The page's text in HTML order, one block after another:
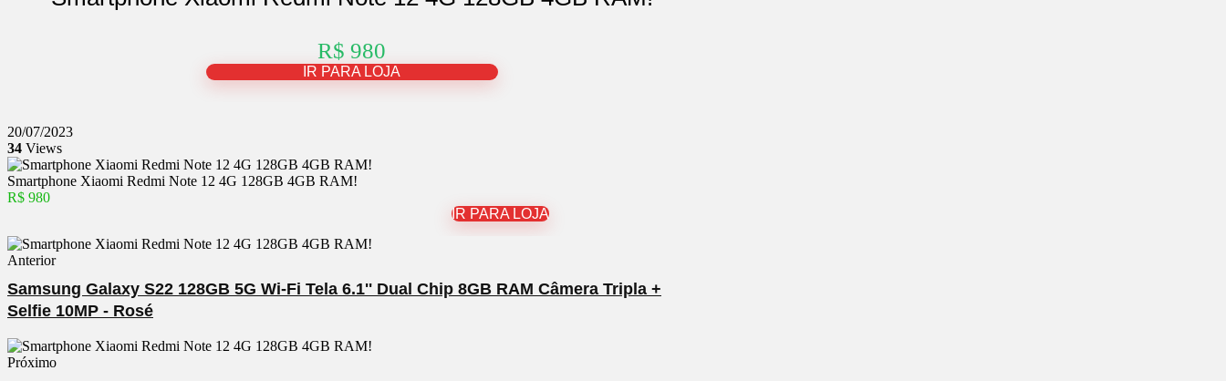
R$ 980
IR PARA LOJA
20/07/2023
34 Views
Smartphone Xiaomi Redmi Note 12 4G 128GB 4GB RAM!
R$ 980
IR PARA LOJA
Anterior
Samsung Galaxy S22 128GB 5G Wi-Fi Tela 6.1'' Dual Chip 8GB RAM Câmera Tripla +
Selfie 10MP - Rosé
Próximo